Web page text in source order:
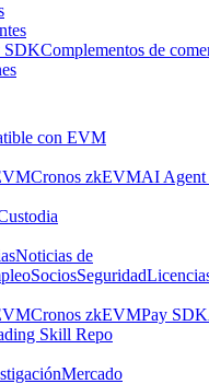
SDKComplementos de
con EVM
Cronos zkEVMAI
Noticias de
SociosSeguridad
Cronos zkEVMPay SDK
Skill Repo
Mercado